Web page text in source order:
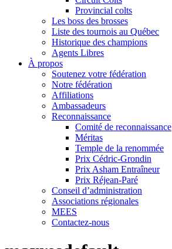
Provincial colts
Les boss des brosses
Liste des tournois au Québec
Historique des champions
Agents Libres
À propos
Soutenez votre fédération
Notre fédération
Affiliations
Ambassadeurs
Reconnaissance
Comité de reconnaissance
Méritas
Temple de la renommée
Prix Cédric-Grondin
Prix Asham Entraîneur
Prix Réjean-Paré
Conseil d’administration
Associations régionales
MEES
Contactez-nous